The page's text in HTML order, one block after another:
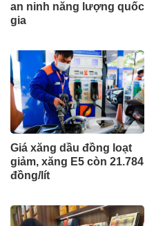
an ninh năng lượng quốc
gia
Giá xăng dầu đồng loạt
giảm, xăng E5 còn 21.784
đồng/lít